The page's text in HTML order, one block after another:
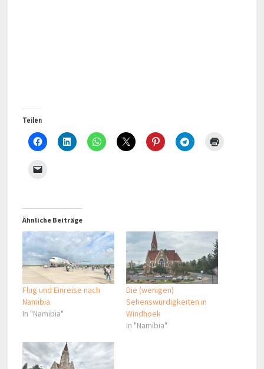
Teilen
Ähnliche Beiträge
Flug und Einreise nach
Namibia
In "Namibia"
Die (wenigen)
Sehenswürdigkeiten in
Windhoek
In "Namibia"